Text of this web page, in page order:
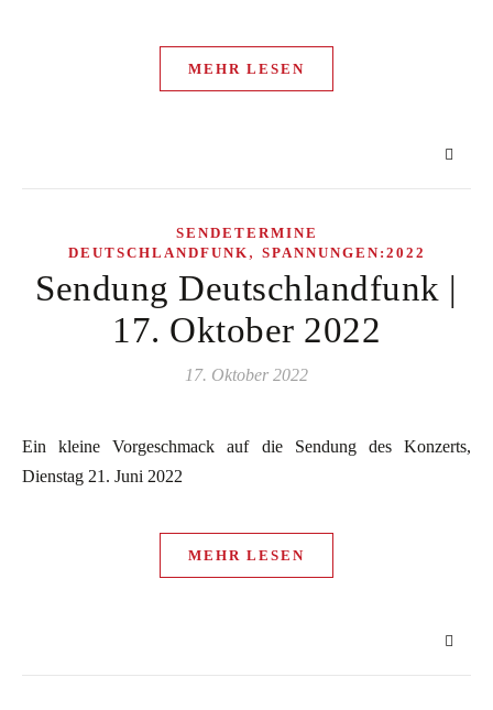
MEHR LESEN
SENDETERMINE
DEUTSCHLANDFUNK , SPANNUNGEN:2022
Sendung Deutschlandfunk |
17. Oktober 2022
17. Oktober 2022
Ein kleine Vorgeschmack auf die Sendung des Konzerts,
Dienstag 21. Juni 2022
MEHR LESEN